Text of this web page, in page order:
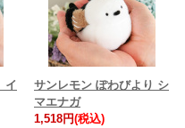
イ
サンレモン ぽわびより シ
マエナガ
1,518円(税込)